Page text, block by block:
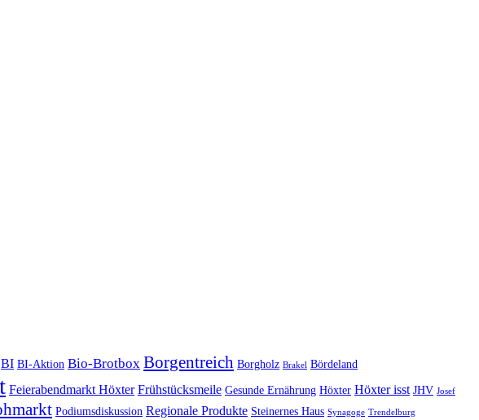
BI BI-Aktion Bio-Brotbox Borgentreich Borgholz Brakel Bördeland
Feierabendmarkt Höxter Frühstücksmeile Gesunde Ernährung Höxter Höxter isst JHV Josef
Podiumsdiskussion Regionale Produkte Steinernes Haus Synagoge Trendelburg